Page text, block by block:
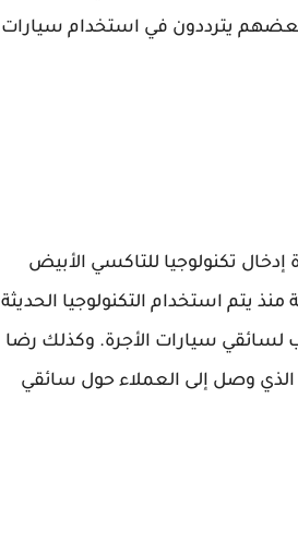
يترددون في استخدام سيارات
تكنولوجيا للتاكسي الأبيض
يتم استخدام التكنولوجيا الحديثة
سيارات الأجرة. وكذلك رضا
الذي وصل إلى العملاء حول سائقي